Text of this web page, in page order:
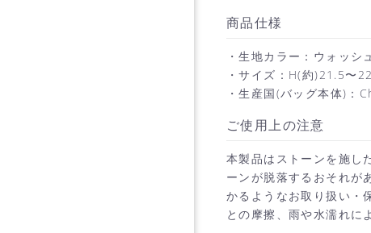
商品仕様
・生地カラー：ウォッシ
・サイズ：H(約)21.5〜
・生産国(バッグ本体)：
ご使用上の注意
本製品はストーンを施し
ーンが脱落するおそれが
かるようなお取り扱い・
との摩擦、雨や水濡れに